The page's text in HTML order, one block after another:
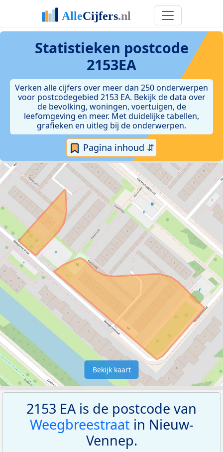
Statistieken postcode
2153EA
Verken alle cijfers over meer dan 250 onderwerpen
voor postcodegebied 2153 EA. Bekijk de data over
de bevolking, woningen, voertuigen, de
leefomgeving en meer. Met duidelijke tabellen,
grafieken en uitleg bij de onderwerpen.
Pagina inhoud ⇵
Bekijk kaart
2153 EA is de postcode van
Weegbreestraatin Nieuw-
Vennep.